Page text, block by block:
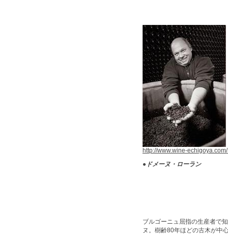
http://www.wine-
● ドメーヌ・ローラン
ブルゴーニュ屈指の生産者で
ヌ。樹齢80年ほどの古木が中